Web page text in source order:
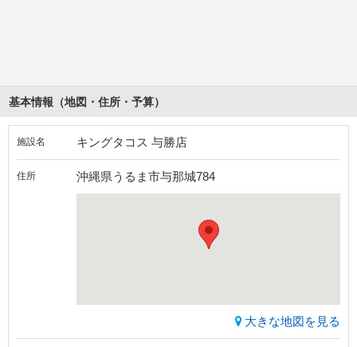
基本情報（地図・住所・予算）
施設名 キングタコス 与勝店
住所 沖縄県うるま市与那城784
大きな地図を見る